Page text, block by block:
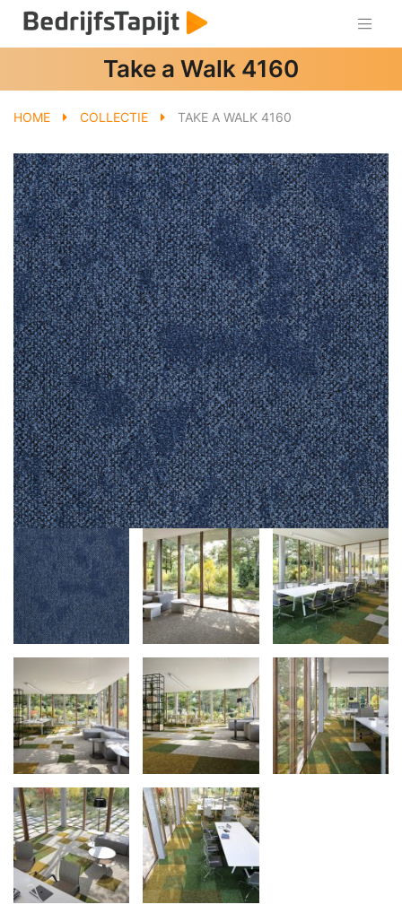
Take a Walk 4160
HOME COLLECTIE TAKE A WALK 4160